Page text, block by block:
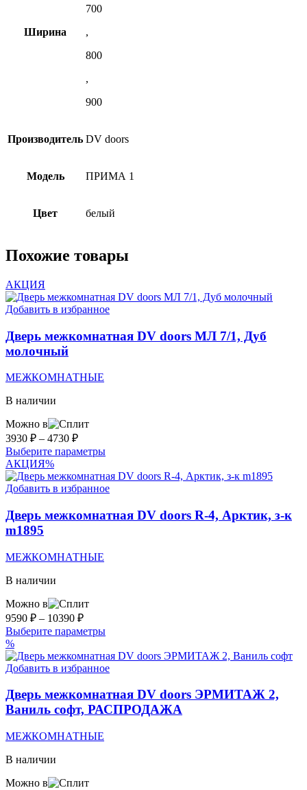
Ширина
700
,
800
,
900
Производитель DV doors
Модель ПРИМА 1
Цвет белый
Похожие товары
АКЦИЯ
Добавить в избранное
Дверь межкомнатная DV doors МЛ 7/1, Дуб
молочный
МЕЖКОМНАТНЫЕ
В наличии
Можно в
3930 ₽ – 4730 ₽Диапазон
цен:
–
4730 ₽
Выберите параметрыЭтот
имеет
несколько
Опции
можно
АКЦИЯ%
Добавить в избранное
Дверь межкомнатная DV doors R-4, Арктик, з-к
m1895
МЕЖКОМНАТНЫЕ
В наличии
Можно в
9590 ₽ – 10390 ₽Диапазон
цен:
–
10390 ₽
Выберите параметрыЭтот
имеет
несколько
Опции
можно
выбрать
%
Добавить в избранное
Дверь межкомнатная DV doors ЭРМИТАЖ 2,
Ваниль софт, РАСПРОДАЖА
МЕЖКОМНАТНЫЕ
В наличии
Можно в